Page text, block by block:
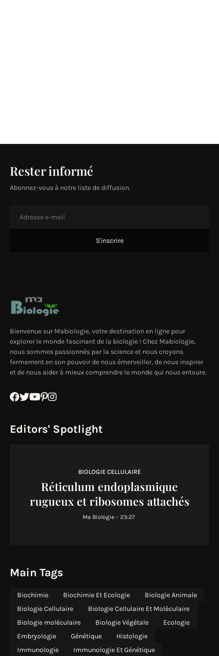
Rester informé
Abonnez-vous à notre liste de diffusion.
Bienvenue sur Mabiologie, votre destination en ligne pour
explorer le monde fascinant de la biologie ! Chez Mabiologie,
nous sommes passionnés par la science et nous croyons
fermement en son pouvoir de nous émerveiller, de nous inspirer
et de nous aider à mieux comprendre le monde qui nous entoure.
Editors' Spotlight
BIOLOGIE CELLULAIRE
Réticulum endoplasmique
rugueux et ribosomes attachés
Ma Biologie - 23:27
Main Tags
Biochimie Biochimie Et Ecologie
Biologie Animale
Biologie Cellulaire
Biologie Cellulaire Et Moléculaire
Biologie moléculaire
Biologie Végétale
Ecologie
Embryologie
Génétique
Histologie
Immunologie
Immunologie Et Génétique